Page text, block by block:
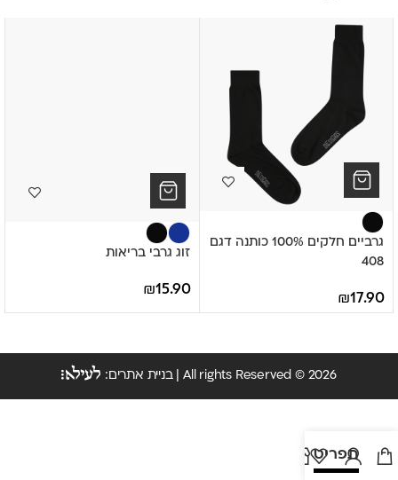
גרביים חלקים 100% כותנה דגם
408
17.90
₪
זוג גרבי בריאות
15.90
₪
All rights Reserved © 2026 | בניית אתרים:
תפריט